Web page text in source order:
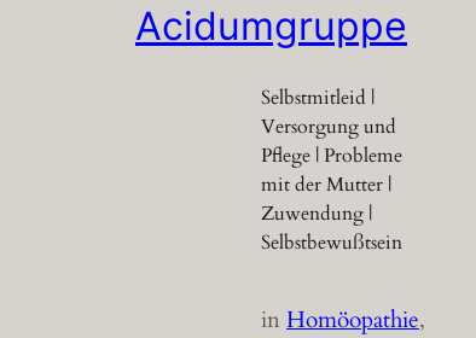
Acidumgruppe
Selbstmitleid |
Versorgung und
Pflege | Probleme
mit der Mutter |
Zuwendung |
Selbstbewußtsein
inHomöopathie